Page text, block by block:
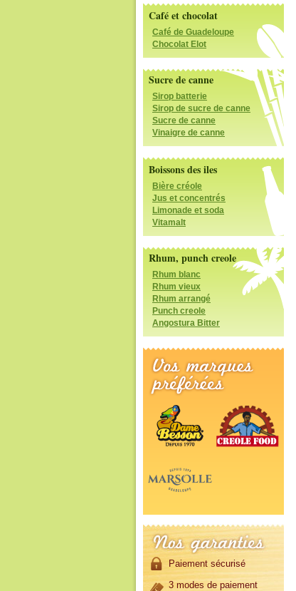
Café et chocolat
Café de Guadeloupe
Chocolat Elot
Sucre de canne
Sirop batterie
Sirop de sucre de canne
Sucre de canne
Vinaigre de canne
Boissons des iles
Bière créole
Jus et concentrés
Limonade et soda
Vitamalt
Rhum, punch creole
Rhum blanc
Rhum vieux
Rhum arrangé
Punch creole
Angostura Bitter
Paiement sécurisé
3 modes de paiement